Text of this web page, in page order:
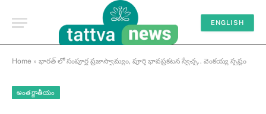
ENGLISH
Home » భారత్ లో సంపూర్ణ ప్రజాస్వామ్యం, పూర్తి భావప్రకటన స్వేచ్ఛ.. వెంకయ్య స్పష్టం
అంతర్జాతీయం